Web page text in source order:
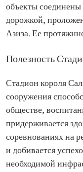
объекты
дорожкой,
Азиза. Ее
Полезность
Стадион короля
сооружения
обществе,
придерживается
соревнованиях на
и добивается
необходимой